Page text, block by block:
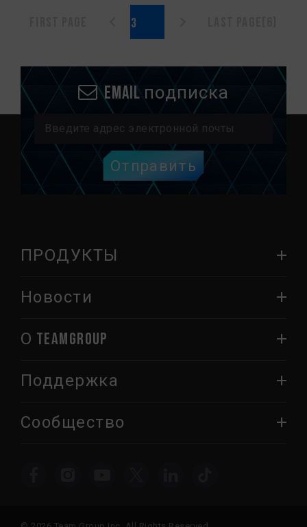
Email подписка
Отправить
ПРОДУКТЫ
Новости
О TEAMGROUP
Поддержка
Сообщество